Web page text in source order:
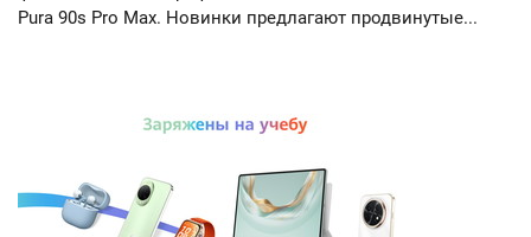
Pura 90s Pro Max. Новинки предлагают продвинутые...